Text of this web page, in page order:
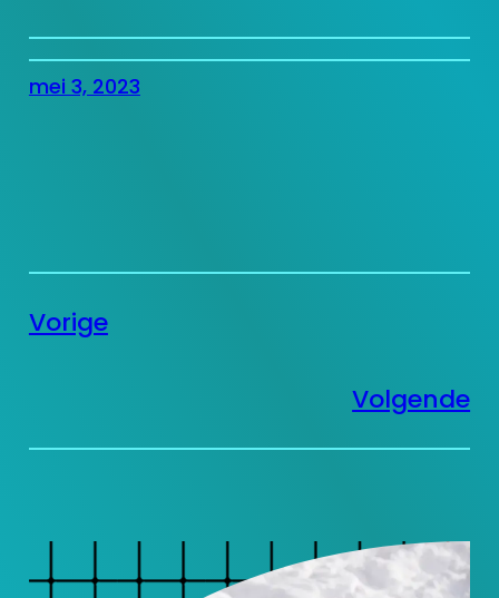
mei 3, 2023
Vorige
Volgende